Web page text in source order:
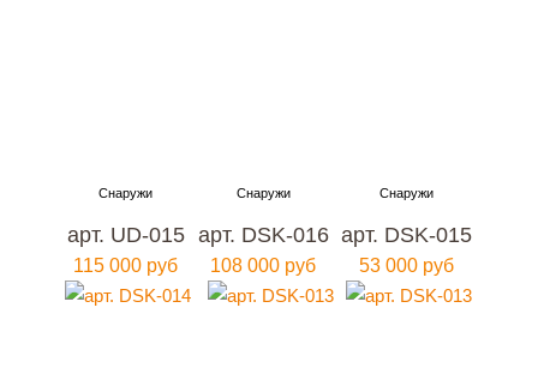
арт. UD-015
115 000 руб
арт. DSK-016
108 000 руб
арт. DSK-015
53 000 руб